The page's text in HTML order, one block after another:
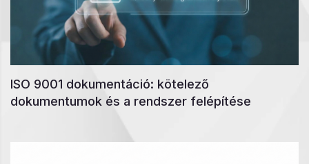
ISO 9001 dokumentáció: kötelező
dokumentumok és a rendszer felépítése